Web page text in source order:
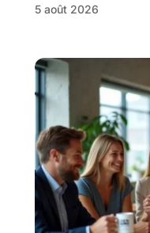
5 août 2026